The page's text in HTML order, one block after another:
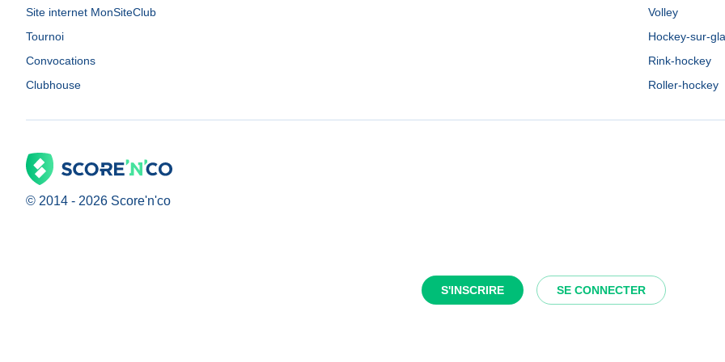
S'INSCRIRE SE CONNECTER
Site internet MonSiteClub
Tournoi
Convocations
Clubhouse
Volley
Hockey-sur-
Rink-hockey
Roller-hockey
© 2014 - 2026 Score'n'co